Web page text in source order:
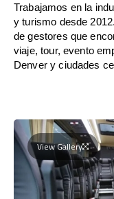
Trabajamos en la
y turismo desde
de gestores que
viaje, tour, evento
Denver y ciudades
View Gallery